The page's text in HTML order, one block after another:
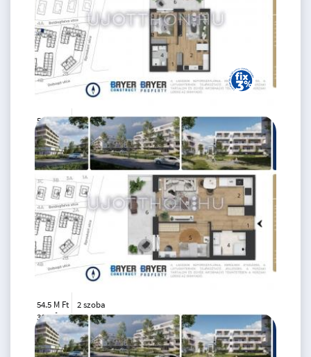
59.9 M Ft
43 m2
2 szoba
3.
emelet
54.5 M Ft
36 m2
2 szoba
2.
emelet